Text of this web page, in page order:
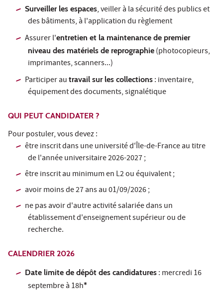
Surveiller les espaces, veiller à la sécurité des publics et
des bâtiments, à l'application du règlement
Assurer l'entretien et la maintenance de premier
niveau des matériels de reprographie (photocopieurs,
imprimantes, scanners...)
Participer autravail sur les collections : inventaire,
équipement des documents, signalétique
QUI PEUT CANDIDATER ?
Pour postuler, vous devez :
être inscrit dans une université d'Île-de-France au titre
de l'année universitaire 2026-2027 ;
être inscrit au minimum en L2 ou équivalent ;
avoir moins de 27 ans au 01/09/2026 ;
ne pas avoir d'autre activité salariée dans un
établissement d'enseignement supérieur ou de
recherche.
CALENDRIER 2026
Date limite de dépôt des candidatures : mercredi 16
septembre à 18h*